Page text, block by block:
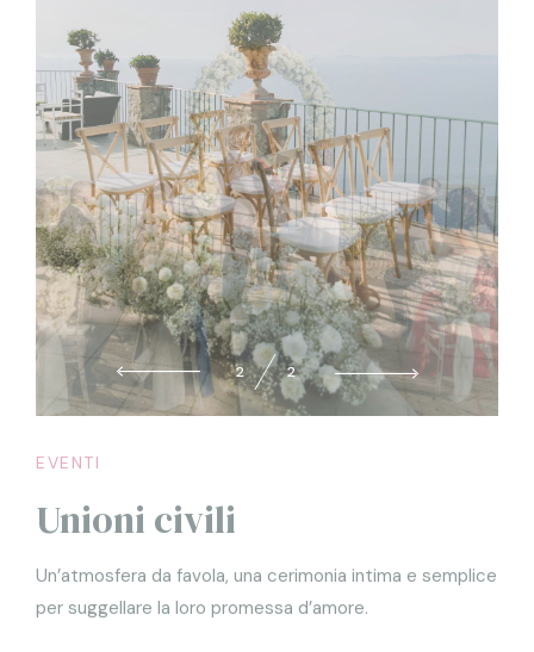
2 2
EVENTI
Unioni civili
Un’atmosfera da favola, una cerimonia intima e semplice
per suggellare la loro promessa d’amore.